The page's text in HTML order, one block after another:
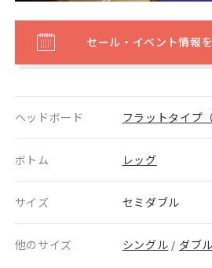
セール・イベント情報
ヘッドボード フラットタイプ
ボトム レッグ
サイズ セミダブル
他のサイズ シングル / ダブル